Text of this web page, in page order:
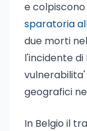
e
sparatoria
due morti
l'incidente
geografici
In Belgio il